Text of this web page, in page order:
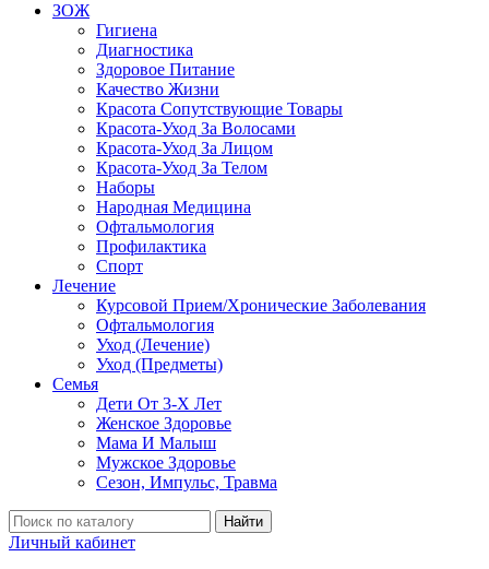
ЗОЖ
Гигиена
Диагностика
Здоровое Питание
Качество Жизни
Красота Сопутствующие Товары
Красота-Уход За Волосами
Красота-Уход За Лицом
Красота-Уход За Телом
Наборы
Народная Медицина
Офтальмология
Профилактика
Спорт
Лечение
Курсовой Прием/Хронические Заболевания
Офтальмология
Уход (Лечение)
Уход (Предметы)
Семья
Дети От 3-Х Лет
Женское Здоровье
Мама И Малыш
Мужское Здоровье
Сезон, Импульс, Травма
Найти
Личный кабинет